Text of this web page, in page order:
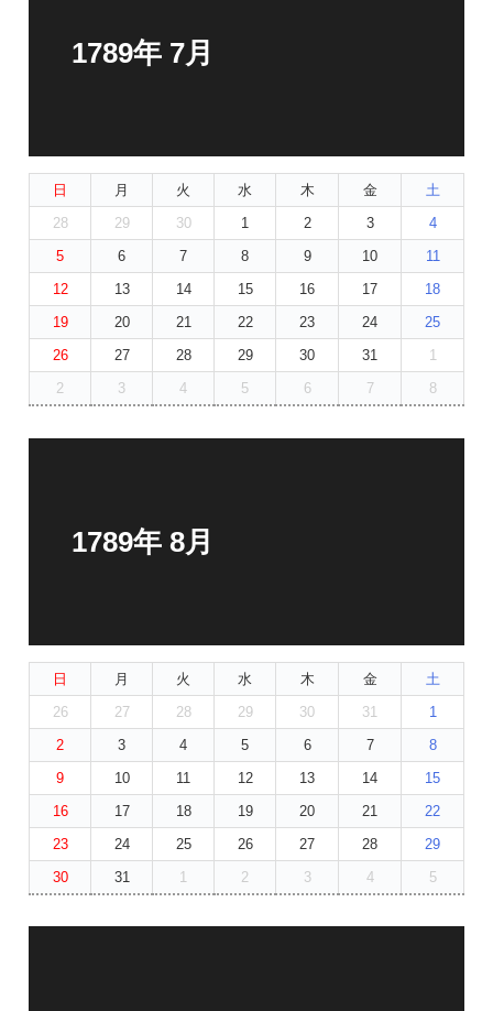
1789年 7月
日 月 火 水 木 金
土
28
29 30 1 2 3
4
5
6 7 8 9 10
11
12
13 14 15 16 17
18
19
20 21 22 23 24
25
26
27 28 29 30 31
1
2
3 4 5 6 7 8
1789年 8月
日 月 火 水 木 金
土
26
27 28 29 30 31
1
2
3 4 5 6 7
8
9
10 11 12 13 14
15
16
17 18 19 20 21
22
23
24 25 26 27 28
29
30
31 1 2 3 4 5